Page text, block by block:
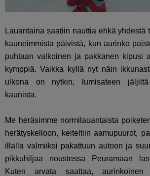
Lauantaina saatiin nauttia ehkä yhdestä
kauneimmista päivistä, kun aurinko
puhtaan valkoinen ja pakkanen kipusi
kymppiä. Vaikka kyllä nyt näin
ulkona on nytkin, lumisateen
kaunista.
Me heräsimme normilauantaista
herätyskelloon, keiteltiin aamupuurot,
illalla valmiiksi pakattuun autoon ja
pikkuhiljaa noustessa Peuramaan
Kuten arvata saattaa, aurinkoinen